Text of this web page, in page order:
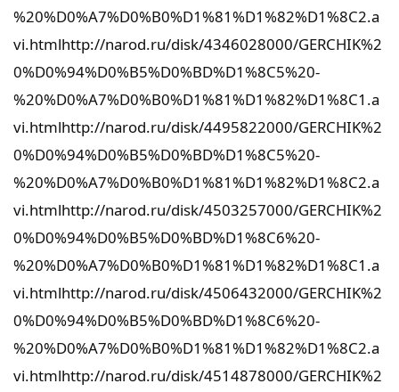
%20%D0%A7%D0%B0%D1%81%D1%82%D1%8C2.a
vi.htmlhttp://narod.ru/disk/4346028000/GERCHIK%2
0%D0%94%D0%B5%D0%BD%D1%8C5%20-
%20%D0%A7%D0%B0%D1%81%D1%82%D1%8C1.a
vi.htmlhttp://narod.ru/disk/4495822000/GERCHIK%2
0%D0%94%D0%B5%D0%BD%D1%8C5%20-
%20%D0%A7%D0%B0%D1%81%D1%82%D1%8C2.a
vi.htmlhttp://narod.ru/disk/4503257000/GERCHIK%2
0%D0%94%D0%B5%D0%BD%D1%8C6%20-
%20%D0%A7%D0%B0%D1%81%D1%82%D1%8C1.a
vi.htmlhttp://narod.ru/disk/4506432000/GERCHIK%2
0%D0%94%D0%B5%D0%BD%D1%8C6%20-
%20%D0%A7%D0%B0%D1%81%D1%82%D1%8C2.a
vi.htmlhttp://narod.ru/disk/4514878000/GERCHIK%2